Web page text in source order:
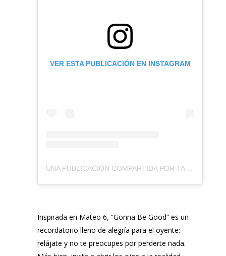
VER ESTA PUBLICACIÓN EN INSTAGRAM
UNA PUBLICACIÓN COMPARTIDA POR TAYA (@TAYAGAUKRODGER)
Inspirada en Mateo 6, “Gonna Be Good” es un
recordatorio lleno de alegría para el oyente:
relájate y no te preocupes por perderte nada.